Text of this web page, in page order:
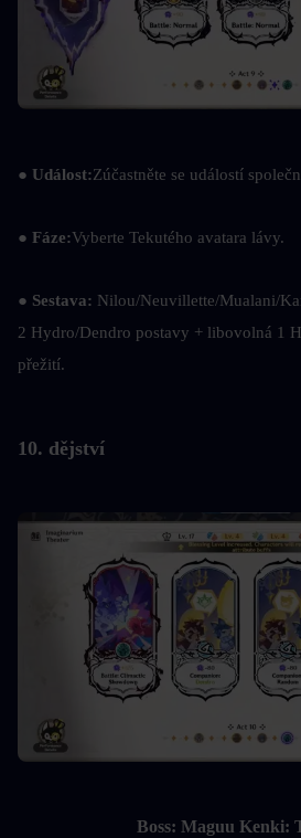
● Událost:Zúčastněte se událostí
● Fáze:Vyberte Tekutého avatara lávy.
● Sestava: Nilou/Neuvillette/Mualani/
2 Hydro/Dendro postavy + libovolná 1
přežití.
10. dějství
Boss: Maguu Kenki: